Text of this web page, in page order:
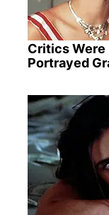
Critics Were
Portrayed